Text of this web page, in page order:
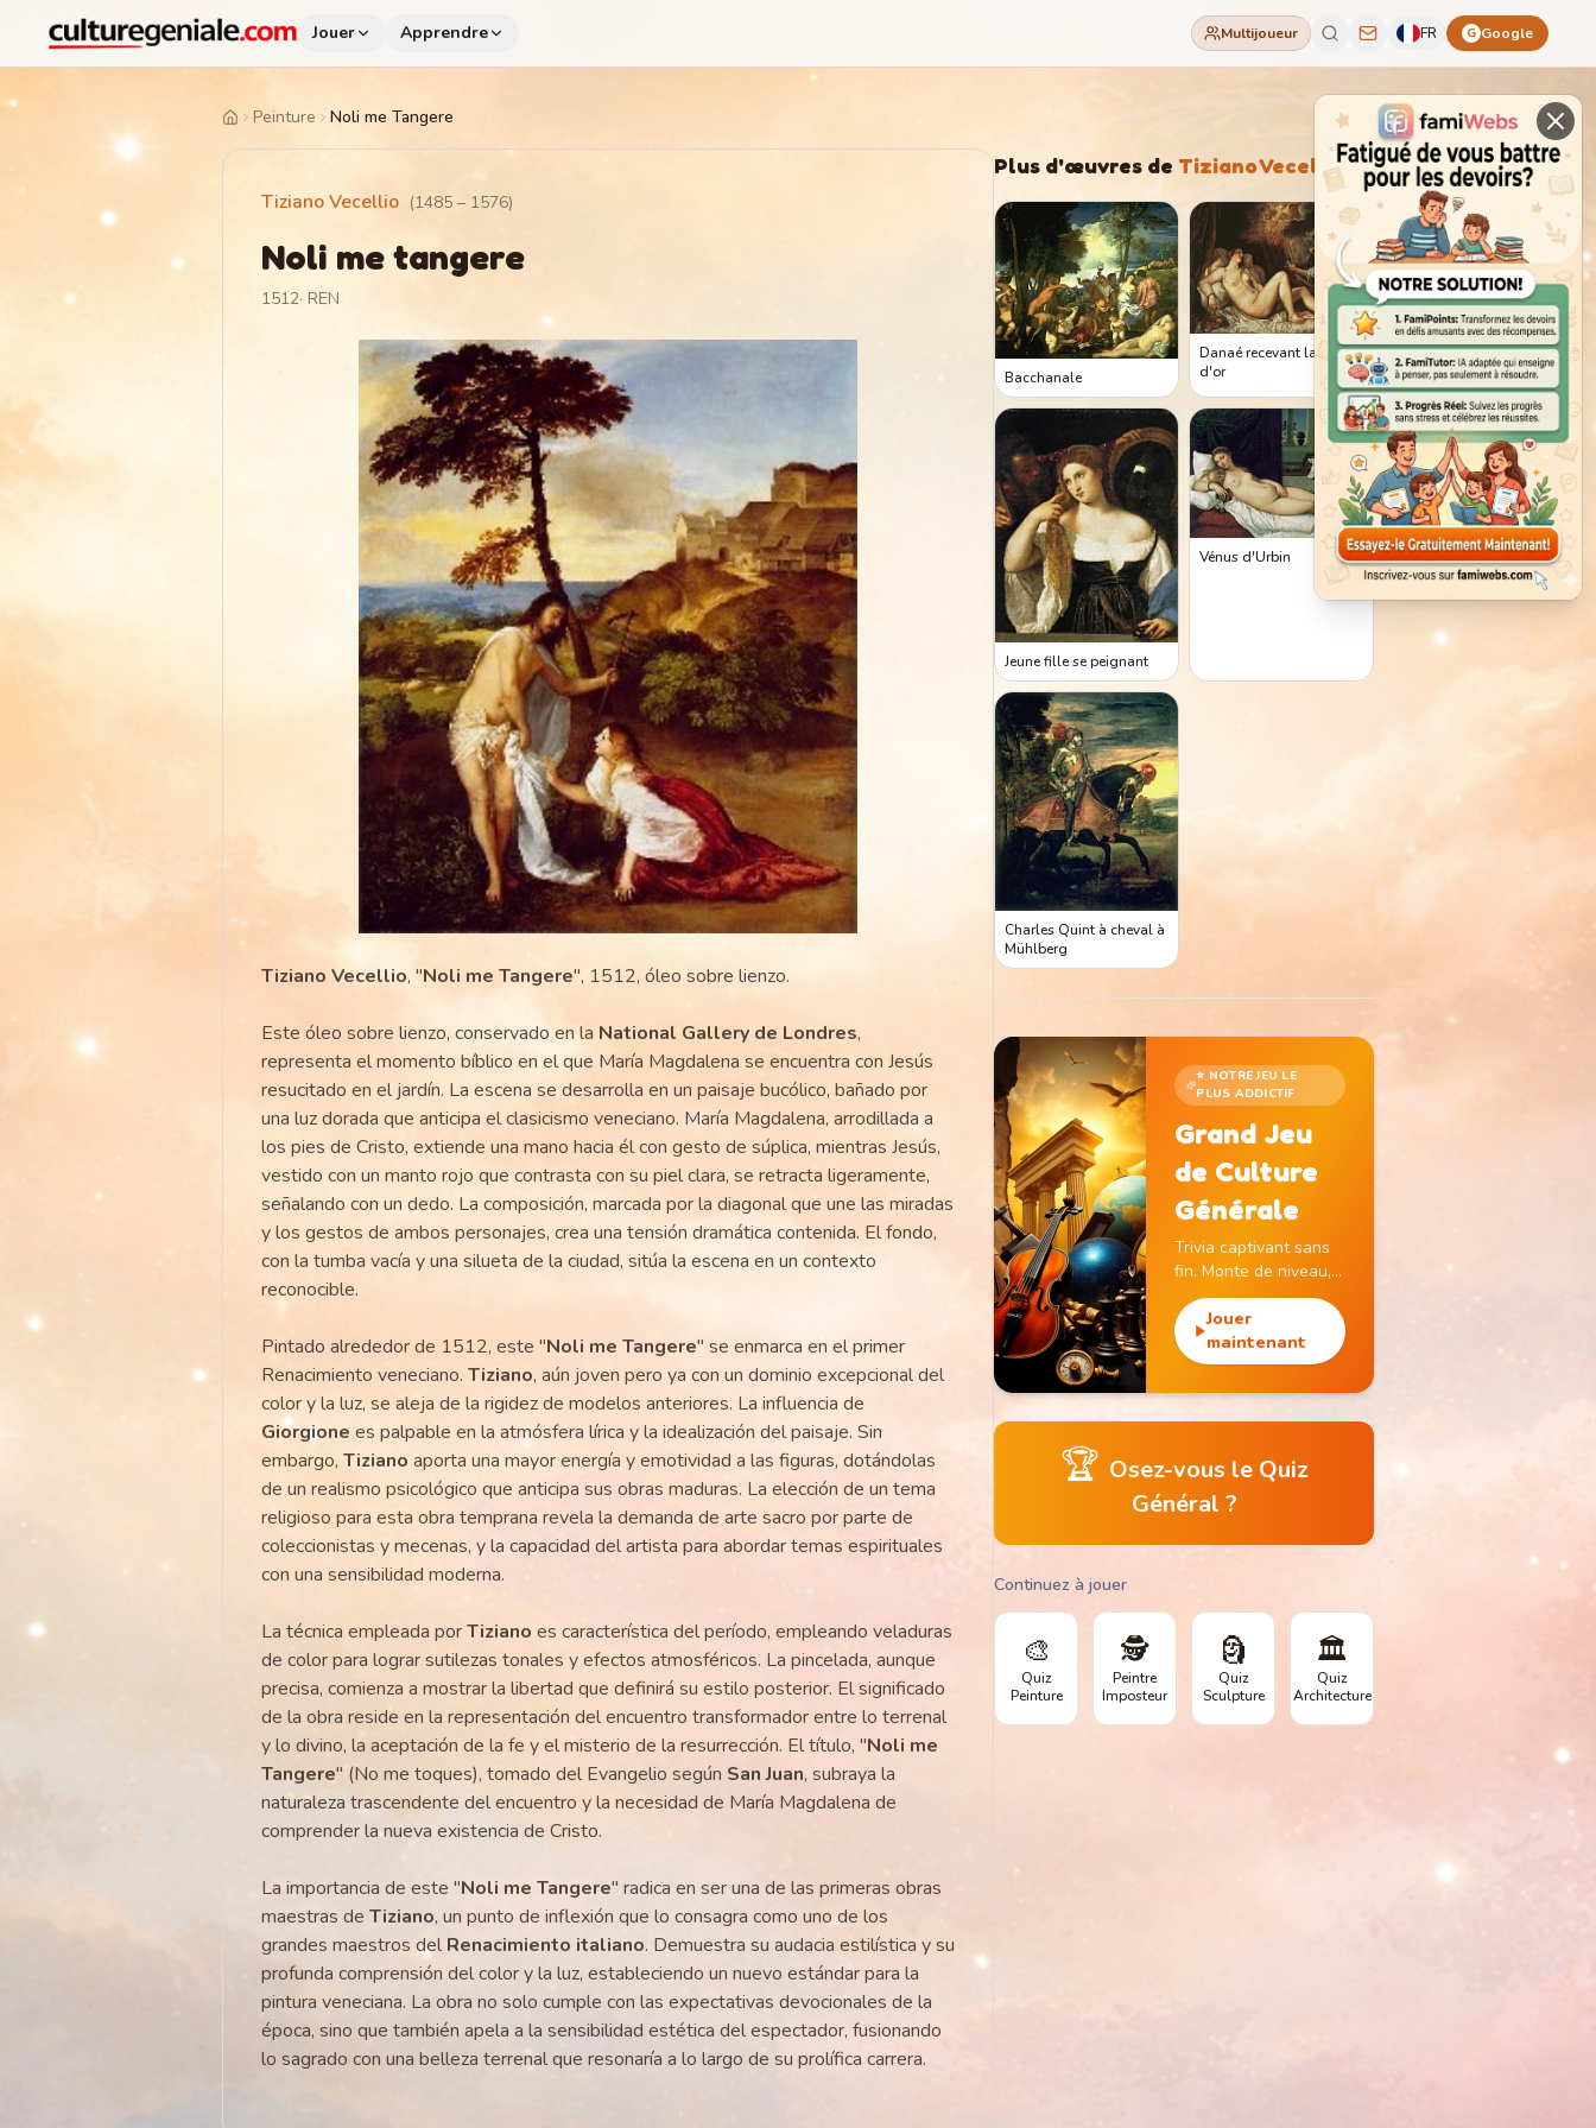
Jouer Apprendre Multijoueur FR G Google
HomePeinture Noli me Tangere
Tiziano Vecellio (1485– 1576)
Noli me tangere
1512· REN
Tiziano Vecellio, "Noli me Tangere", 1512, óleo sobre lienzo.
Este óleo sobre lienzo, conservado en la National Gallery de Londres,
representa el momento bíblico en el que María Magdalena se encuentra con Jesús
resucitado en el jardín. La escena se desarrolla en un paisaje bucólico, bañado por
una luz dorada que anticipa el clasicismo veneciano. María Magdalena, arrodillada a
los pies de Cristo, extiende una mano hacia él con gesto de súplica, mientras Jesús,
vestido con un manto rojo que contrasta con su piel clara, se retracta ligeramente,
señalando con un dedo. La composición, marcada por la diagonal que une las miradas
y los gestos de ambos personajes, crea una tensión dramática contenida. El fondo,
con la tumba vacía y una silueta de la ciudad, sitúa la escena en un contexto
reconocible.
Pintado alrededor de 1512, este "Noli me Tangere" se enmarca en el primer
Renacimiento veneciano. Tiziano, aún joven pero ya con un dominio excepcional del
color y la luz, se aleja de la rigidez de modelos anteriores. La influencia de
Giorgione es palpable en la atmósfera lírica y la idealización del paisaje. Sin
embargo, Tiziano aporta una mayor energía y emotividad a las figuras, dotándolas
de un realismo psicológico que anticipa sus obras maduras. La elección de un tema
religioso para esta obra temprana revela la demanda de arte sacro por parte de
coleccionistas y mecenas, y la capacidad del artista para abordar temas espirituales
con una sensibilidad moderna.
La técnica empleada porTiziano es característica del período, empleando veladuras
de color para lograr sutilezas tonales y efectos atmosféricos. La pincelada, aunque
precisa, comienza a mostrar la libertad que definirá su estilo posterior. El significado
de la obra reside en la representación del encuentro transformador entre lo terrenal
y lo divino, la aceptación de la fe y el misterio de la resurrección. El título, "Noli me
Tangere" (No me toques), tomado del Evangelio según San Juan, subraya la
naturaleza trascendente del encuentro y la necesidad de María Magdalena de
comprender la nueva existencia de Cristo.
La importancia de este "Noli me Tangere" radica en ser una de las primeras obras
maestras de Tiziano, un punto de inflexión que lo consagra como uno de los
grandes maestros del Renacimiento italiano. Demuestra su audacia estilística y su
profunda comprensión del color y la luz, estableciendo un nuevo estándar para la
pintura veneciana. La obra no solo cumple con las expectativas devocionales de la
época, sino que también apela a la sensibilidad estética del espectador, fusionando
lo sagrado con una belleza terrenal que resonaría a lo largo de su prolífica carrera.
Plus d'œuvres de Tiziano Vecellio
Bacchanale
Danaé recevant la pluie
d'or
Jeune fille se peignant
Vénus d'Urbin
Charles Quint à cheval à
Mühlberg
⭐ NOTRE JEU LE
PLUS ADDICTIF
Grand Jeu
de Culture
Générale
Trivia captivant sans
fin. Monte de niveau,
gagne des pièces et
débloque des
monuments
emblématiques.
Jouer
maintenant
🏆 Osez-vous le Quiz
Général ?
Continuez à jouer
🎨
Quiz
Peinture
🕵️
Peintre
Imposteur
🗿
Quiz
Sculpture
🏛️
Quiz
Architecture